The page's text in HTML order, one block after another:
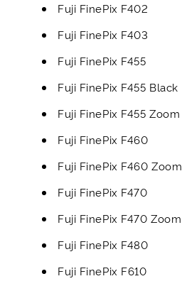
Fuji FinePix F402
Fuji FinePix F403
Fuji FinePix F455
Fuji FinePix F455 Black
Fuji FinePix F455 Zoom
Fuji FinePix F460
Fuji FinePix F460 Zoom
Fuji FinePix F470
Fuji FinePix F470 Zoom
Fuji FinePix F480
Fuji FinePix F610